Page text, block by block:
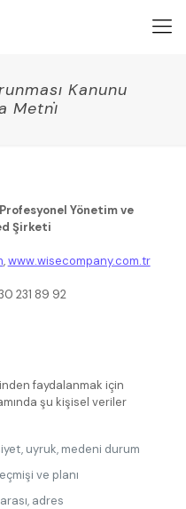
Kanunu
Metni̇
Yönetim ve
Şirketi
,www.wisecompany.com.tr
231 89 92
faydalanmak için
şu kişisel veriler
uyruk, medeni durum
ve planı
adres